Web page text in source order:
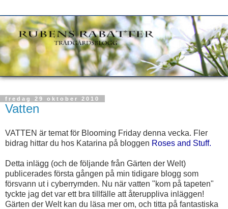
fredag 29 oktober 2010
Vatten
VATTEN är temat för Blooming Friday denna vecka. Fler
bidrag hittar du hos Katarina på bloggen Roses and Stuff.
Detta inlägg (och de följande från Gärten der Welt)
publicerades första gången på min tidigare blogg som
försvann ut i cyberrymden. Nu när vatten "kom på tapeten"
tyckte jag det var ett bra tillfälle att återuppliva inläggen!
Gärten der Welt kan du läsa mer om, och titta på fantastiska